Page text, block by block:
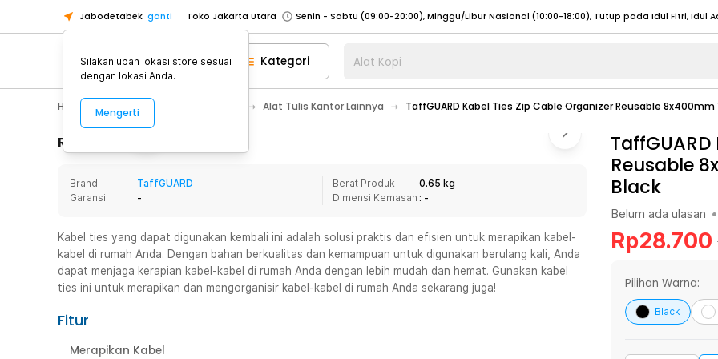
Jabodetabek ganti Toko Jakarta Utara
Toko Tangerang
Toko Cikupa
Pick n Go Jakarta Barat
Senin - Jumat (07:00 - 20:00), Sabtu - Minggu (08:00 - 20:00), Tutup pada Idul Fitri
Pick n Go Bekasi
Senin - Jumat (08:00 - 20:00), Sabtu - Minggu/ Libur Nasional (08:00 - 17:00) Selengkapnya
Senin - Jumat (08:00 - 20:00), Sabtu - Minggu/ Libur Nasional (08:00 - 17:00) Selengkapnya
Senin - Sabtu (09:00-20:00), Minggu/Libur Nasional (12:00-20:00), Tutup pada Idul Fitri
Toko Jakarta Barat
Senin - Sabtu (09:00-20:00), Minggu/Libur Nasional (12:00-20:00), Tutup pada Idul Fitri
Toko Tangerang
Toko Cikupa
Pick n Go Jakarta Barat
Senin - Jumat (07:00 - 20:00), Sabtu - Minggu (08:00 - 20:00), Tutup pada Idul Fitri
Senin - Jumat (08:00 - 20:00), Sabtu - Minggu/ Libur Nasional (08:00 - 17:00) Selengkapnya
Kategori Alat Kopi
Home Appliance Alat Tulis Kantor Lainnya TaffGUARD Kabel Ties Zip Cable Organizer Reusable 8x400mm
Rincian Produk
Brand
TaffGUARD
Garansi
-
Berat Produk
0.65 kg
Dimensi Kemasan : -
Kabel ties yang dapat digunakan kembali ini adalah solusi praktis dan efisien untuk merapikan kabel-
kabel di rumah Anda. Dengan bahan berkualitas dan kemampuan untuk digunakan berulang kali, Anda
dapat menjaga kerapian kabel-kabel di rumah Anda dengan lebih mudah dan hemat. Gunakan kabel
ties ini untuk merapikan dan mengorganisir kabel-kabel di rumah Anda sekarang juga!
Fitur
Merapikan Kabel
Reusable
Black
Belum ada ulasan •
Rp28.700
Pilihan Warna:
Black
Silakan ubah lokasi store sesuai
dengan lokasi Anda.
Mengerti